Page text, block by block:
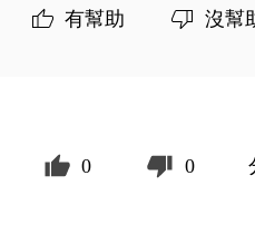
有幫助 沒幫
0 0